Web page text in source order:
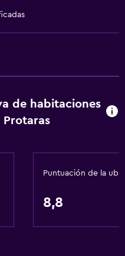
de habitaciones
Protaras
Puntuación de la
8,8